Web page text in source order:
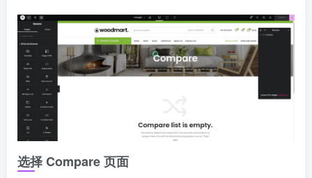
选择 Compare 页面